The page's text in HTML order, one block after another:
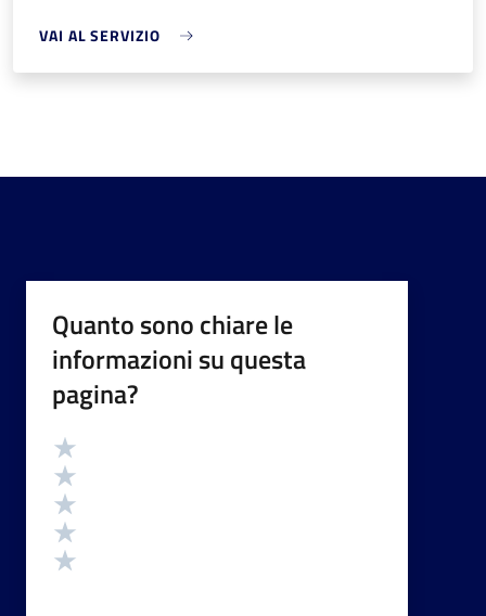
VAI AL SERVIZIO
Quanto sono chiare le
informazioni su questa
pagina?
Valutazione